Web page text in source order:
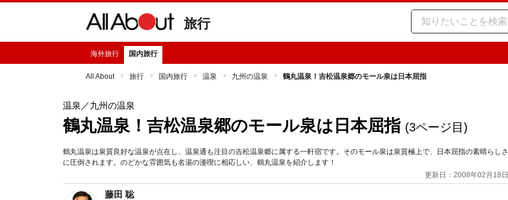
旅行
海外旅行 国内旅行
All About 旅行 国内旅行 温泉 九州の温泉 鶴丸温泉！吉松温泉郷のモール泉は日本屈指
温泉 ／九州の温泉
鶴丸温泉！吉松温泉郷のモール泉は日本屈指 (3ページ目)
鶴丸温泉は泉質良好な温泉が点在し、温泉通も注目の吉松温泉郷に属する一軒宿です。そのモール泉は泉質極上で、日本屈指の素晴らしさ
に圧倒されます。のどかな雰囲気も名湯の漫喫に相応しい、鶴丸温泉を紹介します！
更新日：2008年02月18日
藤田 聡